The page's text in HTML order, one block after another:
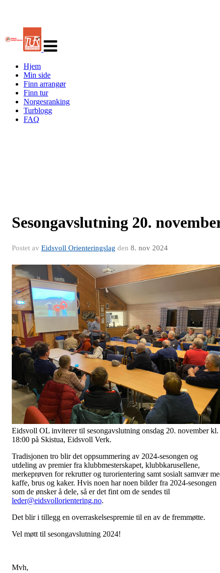
navigasjon
Hjem
Min side
Finn arrangør
Finn tur
Norgesranking
Turblogg
FAQ
Sesongavslutning 20.
Postet av Eidsvoll Orienteringslag den 8. nov 2024
Eidsvoll OL inviterer til sesongavslutning onsdag 20. november kl.
18:00 på Skistua, Eidsvoll Verk.
Tradisjonen tro blir det oppsummering av 2024-sesongen og
utdeling av premier fra klubbmesterskapet, klubbkarusellene,
merkeprøven for rekrutter og turorientering samt sosialt samvær
kaffe, brus og kaker. Hvis noen har noen bilder fra 2024-sesongen
som de ønsker å dele, så er det fint om de sendes til
leder@eidsvollorientering.no.
Det blir i tillegg en overraskelsespremie til en av de fremmøtte.
Vel møtt til sesongavslutning 2024!
Mvh,